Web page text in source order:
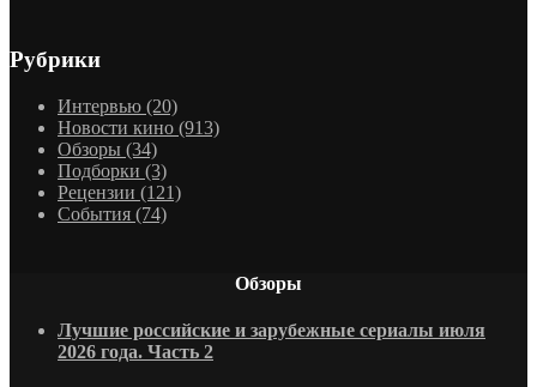
Рубрики
Интервью (20)
Новости кино (913)
Обзоры (34)
Подборки (3)
Рецензии (121)
События (74)
Обзоры
Лучшие российские и зарубежные сериалы июля
2026 года. Часть 2